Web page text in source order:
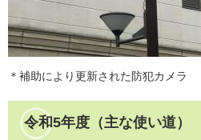
​＊補助により更新された防犯カメラ
令和5年度（主な使い道）